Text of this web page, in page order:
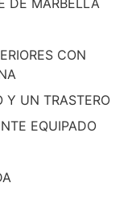
DE MARBELLA
CON
Y UN TRASTERO
EQUIPADO